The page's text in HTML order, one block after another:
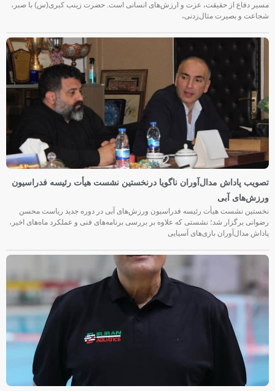
مسیر دفاع از حقیقت، عزت و ارزش‌های انسانی است. حضرت زینب کبری(س) با صبر،
شجاعت و بصیرت مثال‌زدنی،
تصویب پاداش مدال‌آوران ناگویا درنخستین نشست هیأت رئیسه فدراسیون
ورزش‌های آبی
نخستین نشست هیأت رئیسه فدراسیون ورزش‌های آبی در دوره جدید ریاست محسن
رضوانی برگزار شد؛ نشستی که علاوه بر بررسی برنامه‌های فنی و عملکرد ماه‌های اخیر،
پاداش مدال‌آوران بازی‌های آسیایی